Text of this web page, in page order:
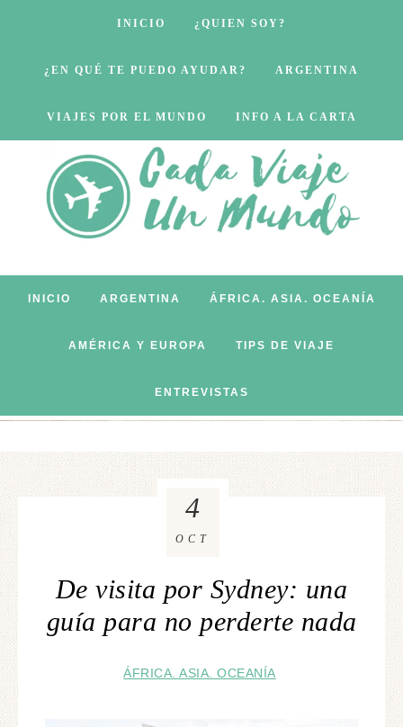
INICIO ¿QUIEN SOY?
¿EN QUÉ TE PUEDO AYUDAR? ARGENTINA
VIAJES POR EL MUNDO INFO A LA CARTA
INICIO ARGENTINA ÁFRICA. ASIA. OCEANÍA
AMÉRICA Y EUROPA TIPS DE VIAJE
ENTREVISTAS
De visita por Sydney: una
guía para no perderte nada
ÁFRICA. ASIA. OCEANÍA
4
OCT